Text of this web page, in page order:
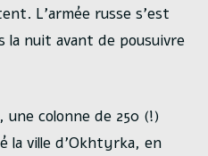
L’armée russe s’est
la nuit avant de pousuivre
une colonne de 250 (!)
la ville d’Okhtyrka, en